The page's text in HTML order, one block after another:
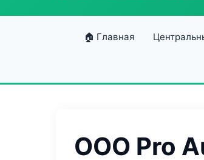
🏠 Главная
ООО Pro